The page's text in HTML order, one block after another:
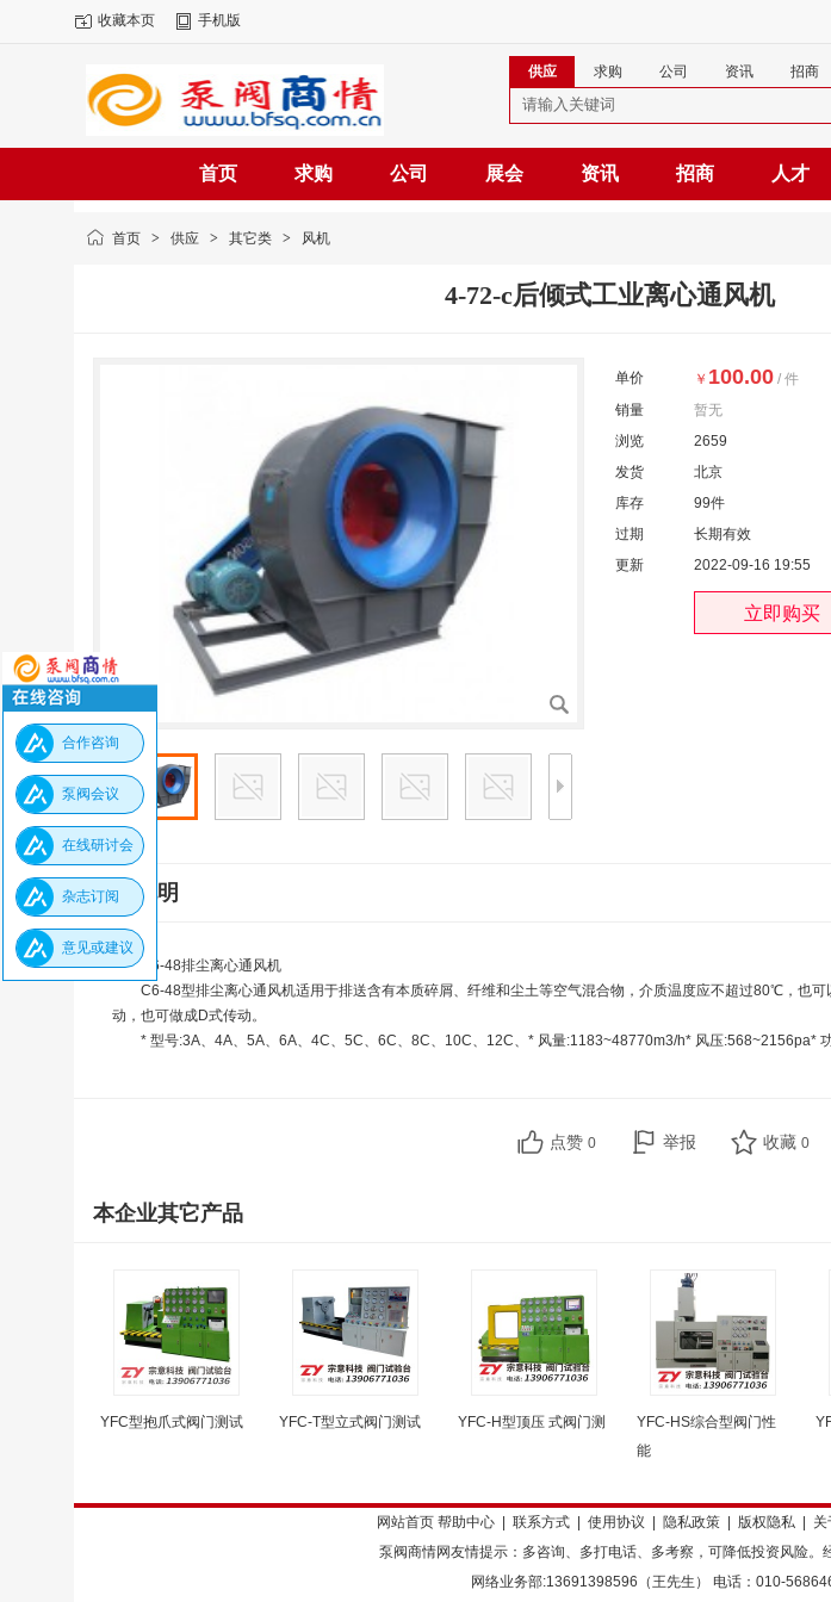
收藏本页 手机版
供应 求购 公司 资讯 招商
首页 求购 公司 展会 资讯 招商 人才
首页 > 供应 > 其它类 > 风机
4-72-c后倾式工业离心通风机
单价 ￥ 100.00 / 件
销量
暂无
浏览
2659
发货
北京
库存
99件
过期
长期有效
更新
2022-09-16 19:55
详细说明
C6-48排尘离心通风机
C6-48型排尘离心通风机适用于排送含有本质碎屑、纤维和尘土等空气混合物，介质温度应不超过80℃，也
动，也可做成D式传动。
* 型号:3A、4A、5A、6A、4C、5C、6C、8C、10C、12C、* 风量:1183~48770m3/h* 风压:568~2156pa*
点赞 0 举报 收藏 0
本企业其它产品
YFC型抱爪式阀门测试 YFC-T型立式阀门测试 YFC-H型顶压 式阀门测
YFC-HS综合型阀门性
能
网站首页 帮助中心 联系方式 使用协议 隐私政策 版权隐私 关
泵阀商情网友情提示：多咨询、多打电话、多考察，可降低投资风险。
网络业务部:13691398596（王先生） 电话：010-
合作咨询
泵阀会议
在线研讨会
杂志订阅
意见或建议